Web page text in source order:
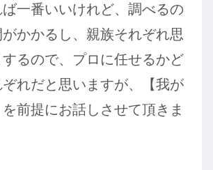
一番いいけれど、調べるの
かかるし、親族それぞれ思
るので、プロに任せるかど
れだと思いますが、【我が
前提にお話しさせて頂きま